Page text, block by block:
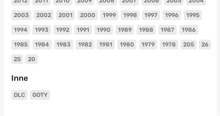
2003 2002 2001 2000 1999 1998 1997 1996 1995
1994 1993 1992 1991 1990 1989 1988 1987 1986
1985 1984 1983 1982 1981 1980 1979 1978 205 26
25 20
Inne
DLC GOTY